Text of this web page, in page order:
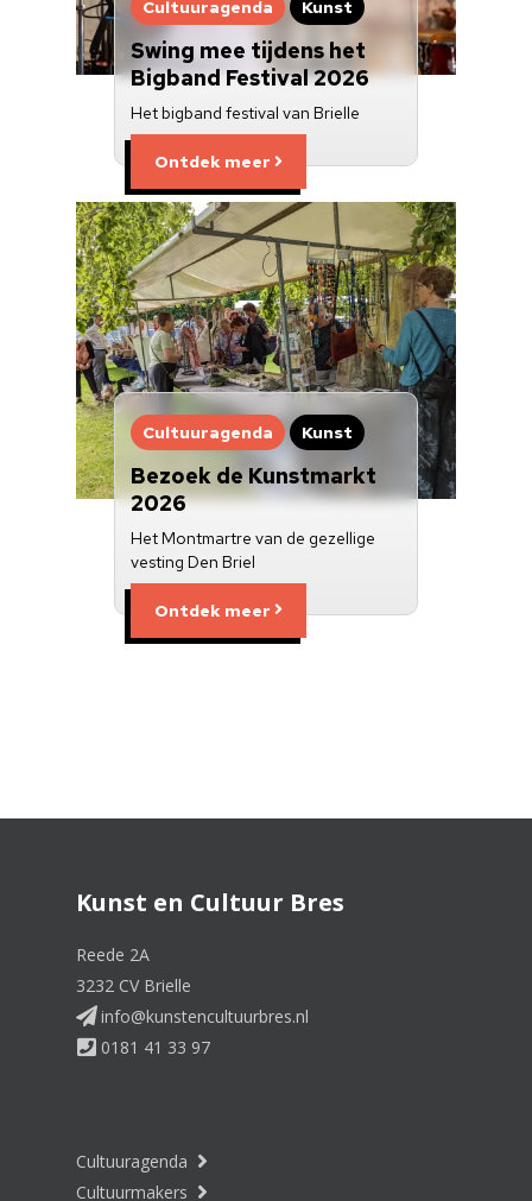
Cultuuragenda Kunst
Swing mee tijdens het
Bigband Festival 2026
Het bigband festival van Brielle
Ontdek meer
Cultuuragenda Kunst
Bezoek de Kunstmarkt
2026
Het Montmartre van de gezellige
vesting Den Briel
Ontdek meer
Kunst en Cultuur Bres
Reede 2A
3232 CV Brielle
info@kunstencultuurbres.nl
0181 41 33 97
Cultuuragenda
Cultuurmakers